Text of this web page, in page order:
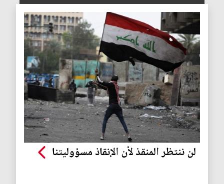
لن ننتظر المنقذ لأن الإنقاذ مسؤوليتنا